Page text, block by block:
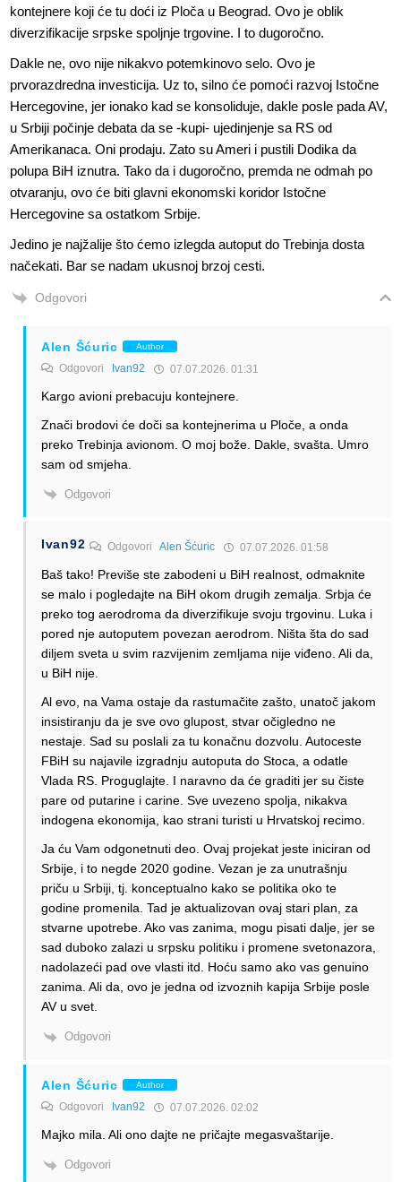
kontejnere koji će tu doći iz Ploča u Beograd. Ovo je oblik
diverzifikacije srpske spoljnje trgovine. I to dugoročno.
Dakle ne, ovo nije nikakvo potemkinovo selo. Ovo je
prvorazdredna investicija. Uz to, silno će pomoći razvoj Istočne
Hercegovine, jer ionako kad se konsoliduje, dakle posle pada AV,
u Srbiji počinje debata da se -kupi- ujedinjenje sa RS od
Amerikanaca. Oni prodaju. Zato su Ameri i pustili Dodika da
polupa BiH iznutra. Tako da i dugoročno, premda ne odmah po
otvaranju, ovo će biti glavni ekonomski koridor Istočne
Hercegovine sa ostatkom Srbije.
Jedino je najžalije što ćemo izlegda autoput do Trebinja dosta
načekati. Bar se nadam ukusnoj brzoj cesti.
Odgovori
Alen Šćuric Author
Odgovori Ivan92 07.07.2026. 01:31
Kargo avioni prebacuju kontejnere.
Znači brodovi će doči sa kontejnerima u Ploče, a onda
preko Trebinja avionom. O moj bože. Dakle, svašta. Umro
sam od smjeha.
Odgovori
Ivan92 OdgovoriAlen Šćuric 07.07.2026. 01:58
Baš tako! Previše ste zabodeni u BiH realnost, odmaknite
se malo i pogledajte na BiH okom drugih zemalja. Srbja će
preko tog aerodroma da diverzifikuje svoju trgovinu. Luka i
pored nje autoputem povezan aerodrom. Ništa šta do sad
diljem sveta u svim razvijenim zemljama nije viđeno. Ali da,
u BiH nije.
Al evo, na Vama ostaje da rastumačite zašto, unatoč jakom
insistiranju da je sve ovo glupost, stvar očigledno ne
nestaje. Sad su poslali za tu konačnu dozvolu. Autoceste
FBiH su najavile izgradnju autoputa do Stoca, a odatle
Vlada RS. Proguglajte. I naravno da će graditi jer su čiste
pare od putarine i carine. Sve uvezeno spolja, nikakva
indogena ekonomija, kao strani turisti u Hrvatskoj recimo.
Ja ću Vam odgonetnuti deo. Ovaj projekat jeste iniciran od
Srbije, i to negde 2020 godine. Vezan je za unutrašnju
priču u Srbiji, tj. konceptualno kako se politika oko te
godine promenila. Tad je aktualizovan ovaj stari plan, za
stvarne upotrebe. Ako vas zanima, mogu pisati dalje, jer se
sad duboko zalazi u srpsku politiku i promene svetonazora,
nadolazeći pad ove vlasti itd. Hoću samo ako vas genuino
zanima. Ali da, ovo je jedna od izvoznih kapija Srbije posle
AV u svet.
Odgovori
Alen Šćuric Author
Odgovori Ivan92 07.07.2026. 02:02
Majko mila. Ali ono dajte ne pričajte megasvaštarije.
Odgovori